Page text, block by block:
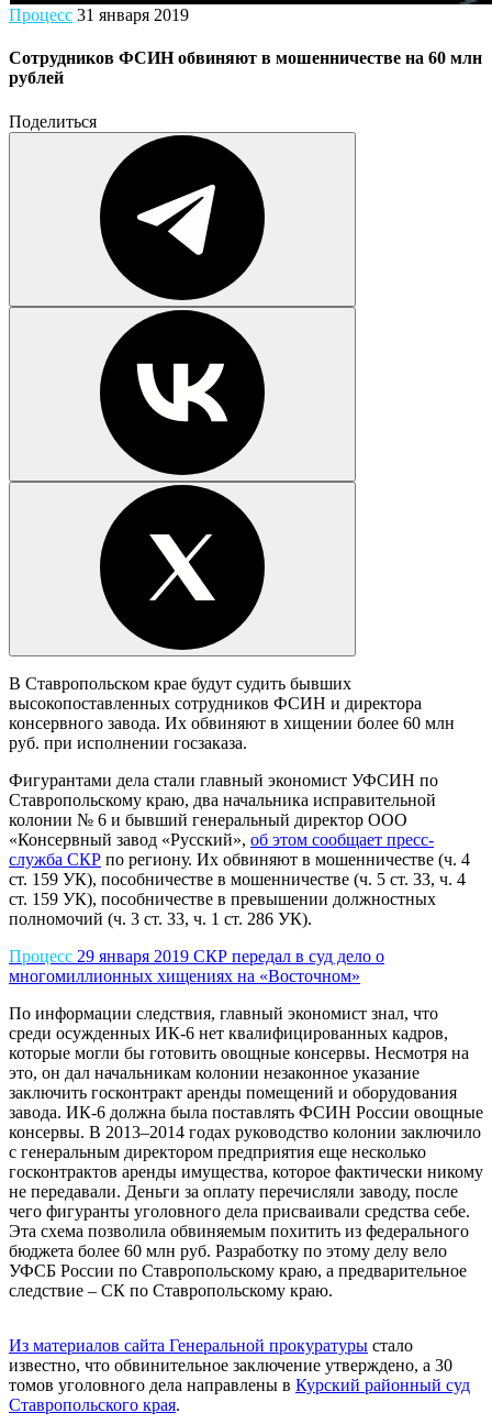
Процесс 31 января 2019
Сотрудников ФСИН обвиняют в мошенничестве на 60 млн
рублей
Поделиться
В Ставропольском крае будут судить бывших
высокопоставленных сотрудников ФСИН и директора
консервного завода. Их обвиняют в хищении более 60 млн
руб. при исполнении госзаказа.
Фигурантами дела стали главный экономист УФСИН по
Ставропольскому краю, два начальника исправительной
колонии № 6 и бывший генеральный директор ООО
«Консервный завод «Русский», об этом сообщает пресс-
служба СКР по региону. Их обвиняют в мошенничестве (ч. 4
ст. 159 УК), пособничестве в мошенничестве (ч. 5 ст. 33, ч. 4
ст. 159 УК), пособничестве в превышении должностных
полномочий (ч. 3 ст. 33, ч. 1 ст. 286 УК).
Процесс 29 января 2019 СКР передал в суд дело о
многомиллионных хищениях на «Восточном»
По информации следствия, главный экономист знал, что
среди осужденных ИК-6 нет квалифицированных кадров,
которые могли бы готовить овощные консервы. Несмотря на
это, он дал начальникам колонии незаконное указание
заключить госконтракт аренды помещений и оборудования
завода. ИК-6 должна была поставлять ФСИН России овощные
консервы. В 2013–2014 годах руководство колонии заключило
с генеральным директором предприятия еще несколько
госконтрактов аренды имущества, которое фактически никому
не передавали. Деньги за оплату перечисляли заводу, после
чего фигуранты уголовного дела присваивали средства себе.
Эта схема позволила обвиняемым похитить из федерального
бюджета более 60 млн руб. Разработку по этому делу вело
УФСБ России по Ставропольскому краю, а предварительное
следствие – СК по Ставропольскому краю.
Из материалов сайта Генеральной прокуратуры стало
известно, что обвинительное заключение утверждено, а 30
томов уголовного дела направлены в Курский районный суд
Ставропольского края.